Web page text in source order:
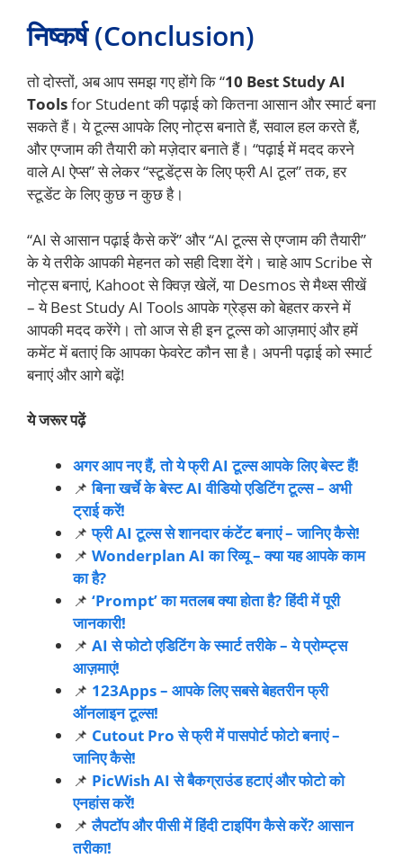
निष्कर्ष (Conclusion)
तो दोस्तों, अब आप समझ गए होंगे कि “10 Best Study AI
Toolsfor Student की पढ़ाई को कितना आसान और स्मार्ट बना
सकते हैं। ये टूल्स आपके लिए नोट्स बनाते हैं, सवाल हल करते हैं,
और एग्जाम की तैयारी को मज़ेदार बनाते हैं। “पढ़ाई में मदद करने
वाले AI ऐप्स” से लेकर “स्टूडेंट्स के लिए फ्री AI टूल” तक, हर
स्टूडेंट के लिए कुछ न कुछ है।
“AI से आसान पढ़ाई कैसे करें” और “AI टूल्स से एग्जाम की तैयारी”
के ये तरीके आपकी मेहनत को सही दिशा देंगे। चाहे आप Scribe से
नोट्स बनाएं, Kahoot से क्विज़ खेलें, या Desmos से मैथ्स सीखें
– ये Best Study AI Tools आपके ग्रेड्स को बेहतर करने में
आपकी मदद करेंगे। तो आज से ही इन टूल्स को आज़माएं और हमें
कमेंट में बताएं कि आपका फेवरेट कौन सा है। अपनी पढ़ाई को स्मार्ट
बनाएं और आगे बढ़ें!
ये जरूर पढ़ें
अगर आप नए हैं, तो ये फ्री AI टूल्स आपके लिए बेस्ट हैं!
📌बिना खर्चे के बेस्ट AI वीडियो एडिटिंग टूल्स – अभी
ट्राई करें!
📌फ्री AI टूल्स से शानदार कंटेंट बनाएं – जानिए कैसे!
📌 Wonderplan AI का रिव्यू – क्या यह आपके काम
का है?
📌 ‘Prompt’ का मतलब क्या होता है? हिंदी में पूरी
जानकारी!
📌 AI से फोटो एडिटिंग के स्मार्ट तरीके – ये प्रोम्प्ट्स
आज़माएं!
📌 123Apps – आपके लिए सबसे बेहतरीन फ्री
ऑनलाइन टूल्स!
📌 Cutout Pro से फ्री में पासपोर्ट फोटो बनाएं –
जानिए कैसे!
📌 PicWish AI से बैकग्राउंड हटाएं और फोटो को
एनहांस करें!
📌लैपटॉप और पीसी में हिंदी टाइपिंग कैसे करें? आसान
तरीका!